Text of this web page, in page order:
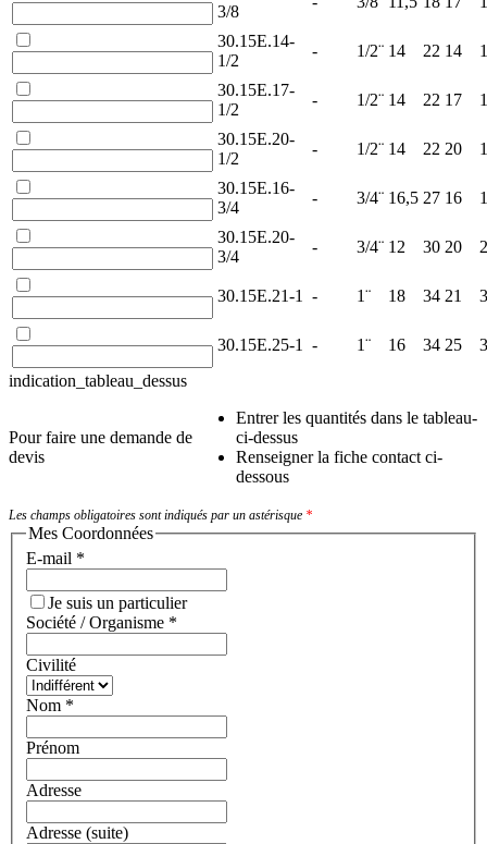
3/8
30.15E.14-
1/2
- 1/2¨ 14 22 14
30.15E.17-
1/2
- 1/2¨ 14 22 17
30.15E.20-
1/2
- 1/2¨ 14 22 20
30.15E.16-
3/4
- 3/4¨ 16,5 27 16
30.15E.20-
3/4
- 3/4¨ 12 30 20
30.15E.21-1 - 1¨ 18 34 21
30.15E.25-1 - 1¨ 16 34 25
indication_tableau_dessus
Pour faire une demande de
devis
Entrer les quantités dans le tableau-
ci-dessus
Renseigner la fiche contact ci-
dessous
Les champs obligatoires sont indiqués par un astérisque *
Mes Coordonnées
E-mail *
Je suis un particulier
Société / Organisme *
Civilité
Nom *
Prénom
Adresse
Adresse (suite)